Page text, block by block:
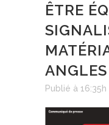
ÊTRE
Publié à 16:35h